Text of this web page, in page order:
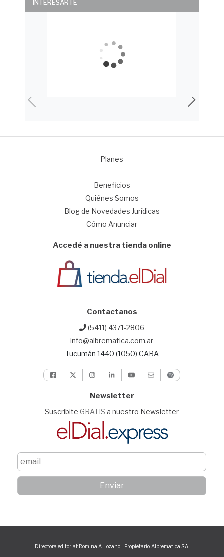
INTERESARTE
Planes
Beneficios
Quiénes Somos
Blog de Novedades Jurídicas
Cómo Anunciar
Accedé a nuestra tienda online
Contactanos
(5411) 4371-2806
info@albrematica.com.ar
Tucumán 1440 (1050) CABA
Newsletter
Suscribite GRATIS a nuestro Newsletter
Directora editorial: Romina A. Lozano - Propietario: Albrematica S.A.